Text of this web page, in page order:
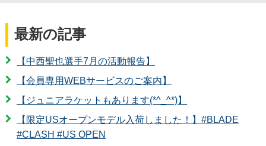
最新の記事
【中西聖也選手7月の活動報告】
【会員専用WEBサービスのご案内】
【ジュニアラケットもあります(*^_^*)】
【限定USオープンモデル入荷しました！】#BLADE
#CLASH #US OPEN